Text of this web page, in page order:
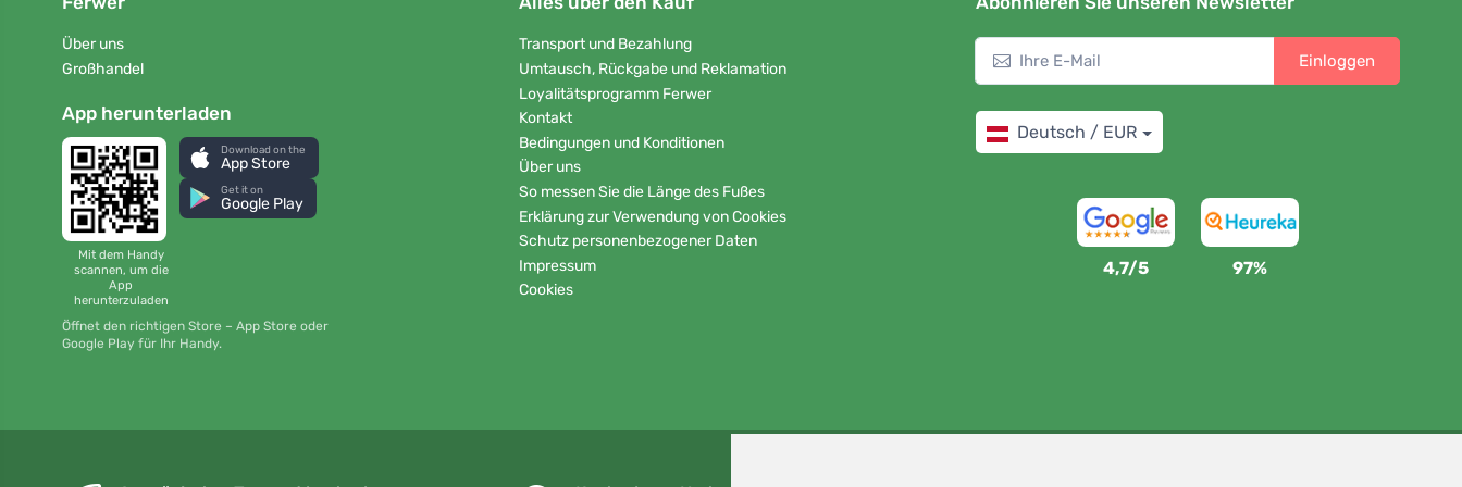
Über uns
Großhandel
App herunterladen
Mit dem Handy
scannen, um die
App
herunterzuladen
Download on the
App Store
Get it on
Google Play
Öffnet den richtigen Store – App Store oder
Google Play für Ihr Handy.
Transport und Bezahlung
Umtausch, Rückgabe und Reklamation
Loyalitätsprogramm Ferwer
Kontakt
Bedingungen und Konditionen
Über uns
So messen Sie die Länge des Fußes
Erklärung zur Verwendung von Cookies
Schutz personenbezogener Daten
Impressum
Cookies
Einloggen
Deutsch / EUR
4,7/5 97%